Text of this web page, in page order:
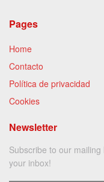
Pages
Home
Contacto
Política de privacidad
Cookies
Newsletter
Subscribe to our
your inbox!